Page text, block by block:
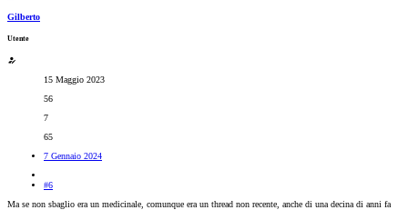
Gilberto
Utente
15 Maggio 2023
56
7
65
7 Gennaio 2024
#6
Ma se non sbaglio era un medicinale, comunque era un thread non recente, anche di una decina di anni fa